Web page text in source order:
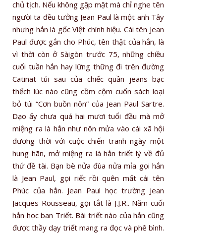
chủ tịch. Nếu không gặp mặt mà chỉ nghe tên
người ta đều tưởng Jean Paul là một anh Tây
nhưng hắn là gốc Việt chính hiệu. Cái tên Jean
Paul được gắn cho Phúc, tên thật của hắn, là
vì thời còn ở Sàigòn trước 75, những chiều
cuối tuần hắn hay lững thững đi trên đường
Catinat túi sau của chiếc quần jeans bạc
thếch lúc nào cũng cồm cộm cuốn sách loại
bỏ túi “Cơn buồn nôn” của Jean Paul Sartre.
Dạo ấy chưa quá hai mươi tuổi đầu mà mở
miệng ra là hắn như nôn mửa vào cái xã hội
đương thời với cuộc chiến tranh ngày một
hung hãn, mở miệng ra là hắn triết lý về đủ
thứ đề tài. Bạn bè nửa đùa nửa mỉa gọi hắn
là Jean Paul, gọi riết rồi quên mất cái tên
Phúc của hắn. Jean Paul học trường Jean
Jacques Rousseau, gọi tắt là J.J.R.. Năm cuối
hắn học ban Triết. Bài triết nào của hắn cũng
được thầy dạy triết mang ra đọc và phê bình.